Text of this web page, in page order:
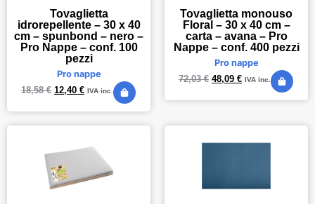
Tovaglietta
idrorepellente – 30 x 40
cm – spunbond – nero –
Pro Nappe – conf. 100
pezzi
Pro nappe
18,58€ 12,40 € IVA inc.
Tovaglietta monouso
Floral – 30 x 40 cm –
carta – avana – Pro
Nappe – conf. 400 pezzi
Pro nappe
72,03€ 48,09 € IVA inc.